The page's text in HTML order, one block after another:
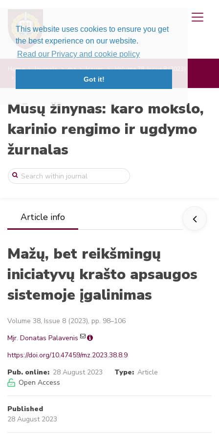
This website uses cookies to ensure you get
the best experience on our website.
Read our Privacy and cookie policy
Got it!
Home Journals mz Issues
Volume 38, Issue 8 (2023)
Mažų, bet reikšmingų iniciatyvų krašto a ...
Mūsų žinynas: karo mokslo,
karinio rengimo ir ugdymo
žurnalas
Article info
Mažų, bet reikšmingų
iniciatyvų krašto apsaugos
sistemoje įgalinimas
Volume 38, Issue 8 (2023), pp. 98–106
Mjr. Donatas Palavenis
https://doi.org/10.47459/mz.2023.38.8.9
Pub. online: 28 August 2023 Type: Article
Open Access
Published
28 August 2023